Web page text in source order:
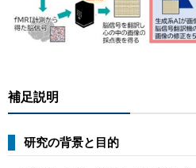
補足説明
研究の背景と目的